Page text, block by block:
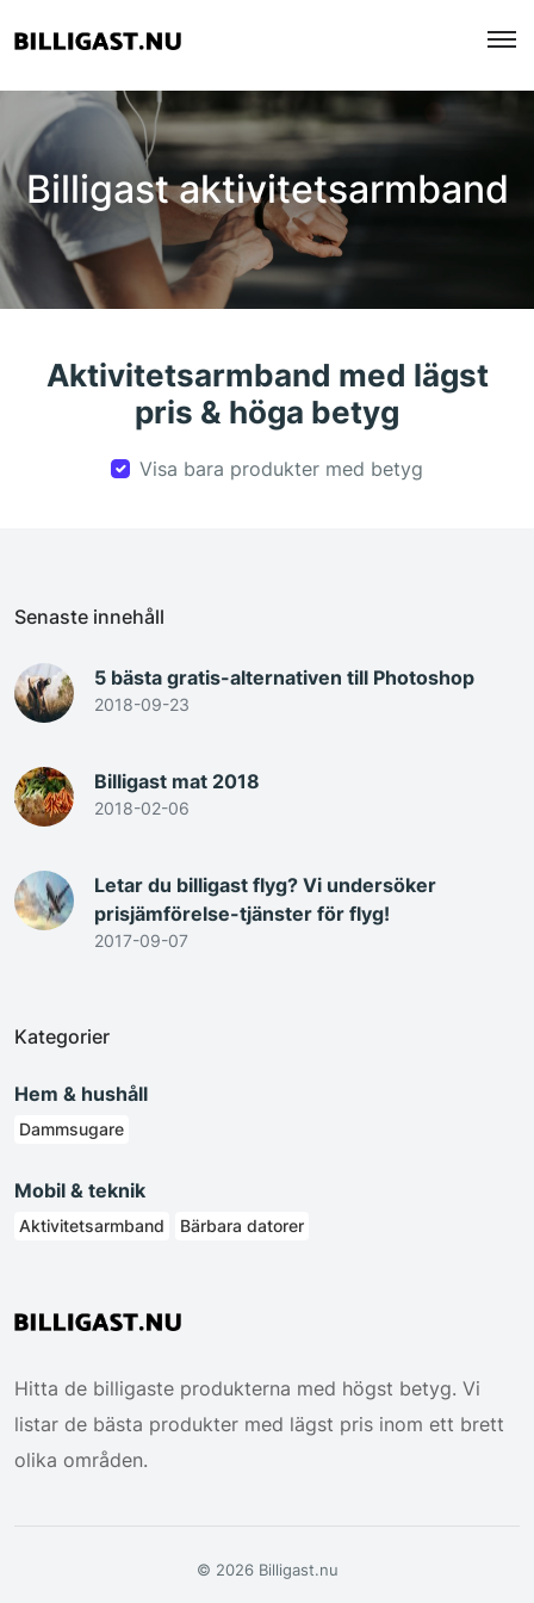
Billigast aktivitetsarmband
Aktivitetsarmband med lägst
pris & höga betyg
Visa bara produkter med betyg
Senaste innehåll
5 bästa gratis-alternativen till Photoshop
2018-09-23
Billigast mat 2018
2018-02-06
Letar du billigast flyg? Vi undersöker
prisjämförelse-tjänster för flyg!
2017-09-07
Kategorier
Hem & hushåll
Dammsugare
Mobil & teknik
Aktivitetsarmband Bärbara datorer
Hitta de billigaste produkterna med högst betyg. Vi
listar de bästa produkter med lägst pris inom ett brett
olika områden.
© 2026 Billigast.nu